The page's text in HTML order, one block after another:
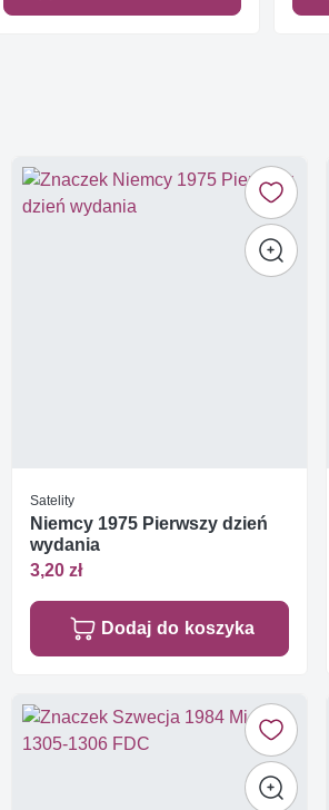
Satelity
Niemcy 1975 Pierwszy dzień
wydania
3,20 zł
Dodaj do koszyka